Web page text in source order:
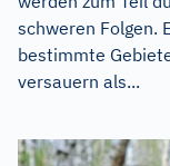
schweren Folgen.
bestimmte
versauern als...